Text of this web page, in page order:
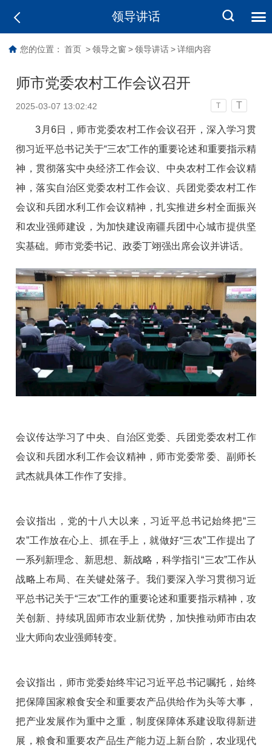
领导讲话
您的位置： 首页 > 领导之窗 > 领导讲话 > 详细内容
师市党委农村工作会议召开
2025-03-07 13:02:42 T T
3月6日，师市党委农村工作会议召开，深入学习贯
彻习近平总书记关于“三农”工作的重要论述和重要指示精
神，贯彻落实中央经济工作会议、中央农村工作会议精
神，落实自治区党委农村工作会议、兵团党委农村工作
会议和兵团水利工作会议精神，扎实推进乡村全面振兴
和农业强师建设，为加快建设南疆兵团中心城市提供坚
实基础。师市党委书记、政委丁翊强出席会议并讲话。
会议传达学习了中央、自治区党委、兵团党委农村工作
会议和兵团水利工作会议精神，师市党委常委、副师长
武杰就具体工作作了安排。
会议指出，党的十八大以来，习近平总书记始终把“三
农”工作放在心上、抓在手上，就做好“三农”工作提出了
一系列新理念、新思想、新战略，科学指引“三农”工作从
战略上布局、在关键处落子。我们要深入学习贯彻习近
平总书记关于“三农”工作的重要论述和重要指示精神，攻
关创新、持续巩固师市农业新优势，加快推动师市由农
业大师向农业强师转变。
会议指出，师市党委始终牢记习近平总书记嘱托，始终
把保障国家粮食安全和重要农产品供给作为头等大事，
把产业发展作为重中之重，制度保障体系建设取得新进
展，粮食和重要农产品生产能力迈上新台阶，农业现代